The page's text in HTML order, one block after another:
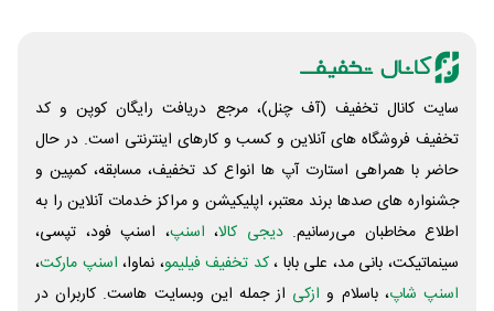
سایت کانال تخفیف (آف چنل)، مرجع دریافت رایگان کوپن و کد
تخفیف فروشگاه های آنلاین و کسب و‌ کارهای اینترنتی است. در حال
حاضر با همراهی استارت آپ ها انواع کد تخفیف، مسابقه، کمپین و
جشنواره های صدها برند معتبر، اپلیکیشن و مراکز خدمات آنلاین را به
اطلاع مخاطبان می‌رسانیم. دیجی کالا، اسنپ، اسنپ فود، تپسی،
سینماتیکت، بانی مد، علی‌ بابا ،کد تخفیف فیلیمو، نماوا، اسنپ مارکت،
اسنپ شاپ، باسلام و ازکی از جمله این وبسایت ‌هاست. کاربران در